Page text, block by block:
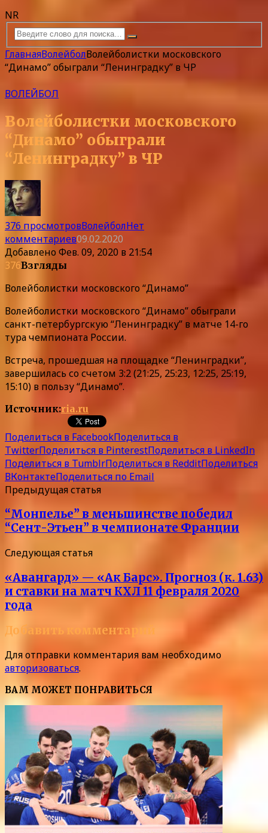
NR
ГлавнаяВолейболВолейболистки московского
“Динамо” обыграли “Ленинградку” в ЧР
ВОЛЕЙБОЛ
Волейболистки московского
“Динамо” обыграли
“Ленинградку” в ЧР
376 просмотровВолейболНет
комментариев09.02.2020
ДобавленоФев. 09, 2020 в 21:54
376Взгляды
Волейболистки московского “Динамо”
Волейболистки московского “Динамо” обыграли
санкт-петербургскую “Ленинградку” в матче 14-го
тура чемпионата России.
Встреча, прошедшая на площадке “Ленинградки”,
завершилась со счетом 3:2 (21:25, 25:23, 12:25, 25:19,
15:10) в пользу “Динамо”.
Источник:ria.ru
Поделиться в FacebookПоделиться в
TwitterПоделиться в PinterestПоделиться в LinkedIn
Поделиться в TumblrПоделиться в RedditПоделиться
ВКонтактеПоделиться по Email
Предыдущая статья
“Монпелье” в меньшинстве победил
“Сент-Этьен” в чемпионате Франции
Следующая статья
«Авангард» — «Ак Барс». Прогноз (к. 1.63)
и ставки на матч КХЛ 11 февраля 2020
года
Добавить комментарий
Для отправки комментария вам необходимо
авторизоваться.
ВАМ МОЖЕТ ПОНРАВИТЬСЯ